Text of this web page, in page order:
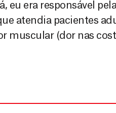
eu era responsável
atendia pacientes
muscular (dor nas